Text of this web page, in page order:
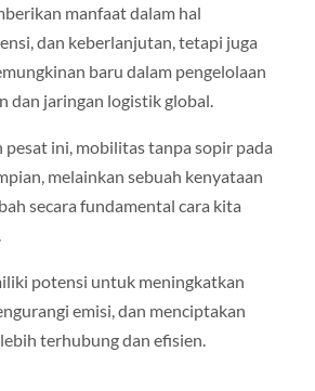
manfaat dalam hal
dan keberlanjutan, tetapi juga
baru dalam pengelolaan
dan jaringan logistik global.
pesat ini, mobilitas tanpa sopir pada
melainkan sebuah kenyataan
secara fundamental cara kita
potensi untuk meningkatkan
emisi, dan menciptakan
terhubung dan efisien.